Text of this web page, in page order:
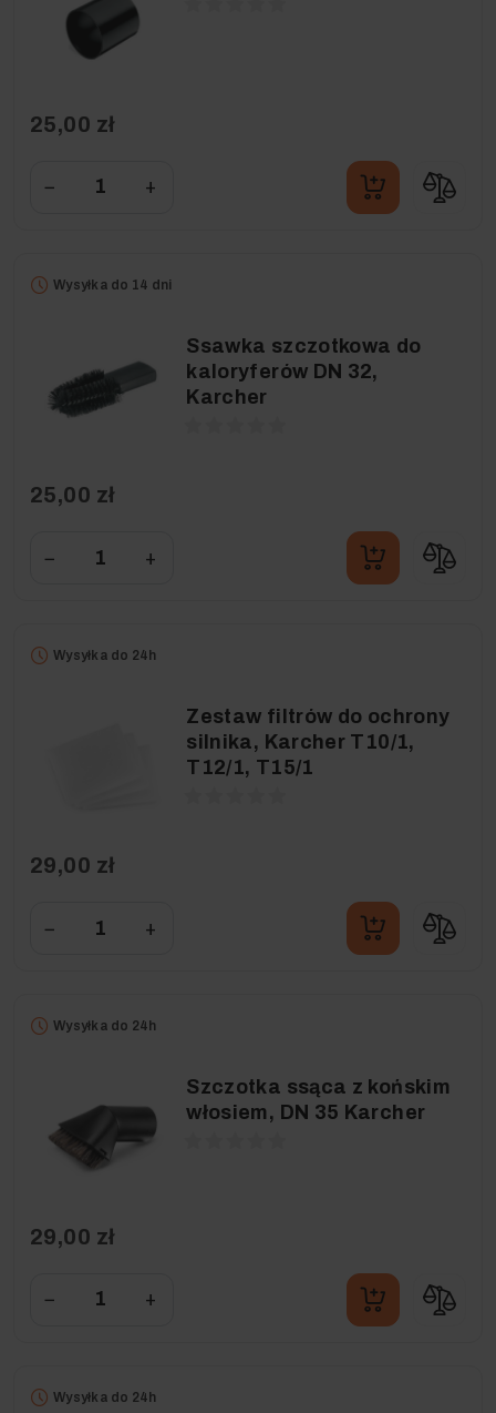
25,00 zł
− +
Wysyłka do 14 dni
Ssawka szczotkowa do
kaloryferów DN 32,
Karcher
25,00 zł
− +
Wysyłka do 24h
Zestaw filtrów do ochrony
silnika, Karcher T10/1,
T12/1, T15/1
29,00 zł
− +
Wysyłka do 24h
Szczotka ssąca z końskim
włosiem, DN 35 Karcher
29,00 zł
− +
Wysyłka do 24h